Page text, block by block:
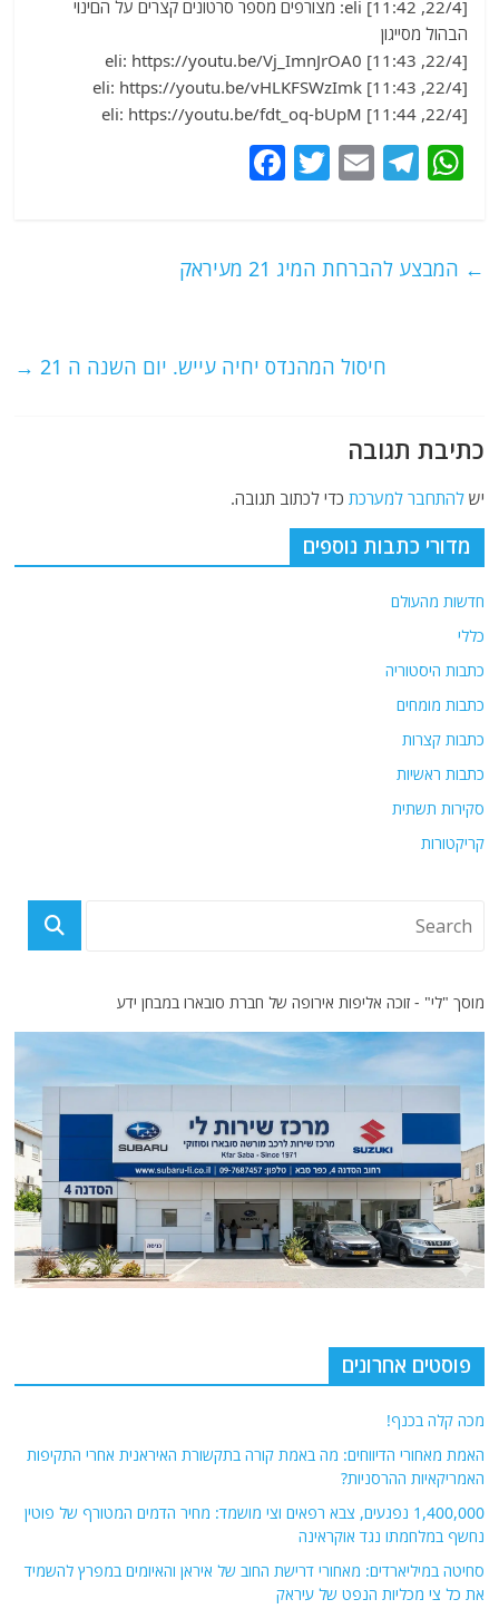
[22/4, 11:42] eli: מצורפים מספר סרטונים קצרים על הםינוי
הבהול מסייגון
[22/4, 11:43] eli: https://youtu.be/Vj_ImnJrOA0
[22/4, 11:43] eli: https://youtu.be/vHLKFSWzImk
[22/4, 11:44] eli: https://youtu.be/fdt_oq-bUpM
W
s
T
g
E
l
T
er
e
o
← המבצע להברחת המיג 21 מעיראק
חיסול המהנדס יחיה עייש. יום השנה ה 21 →
כתיבת תגובה
ישלהתחבר למערכת כדי לכתוב תגובה.
מדורי כתבות נוספים
חדשות מהעולם
כללי
כתבות היסטוריה
כתבות מומחים
כתבות קצרות
כתבות ראשיות
סקירות תשתית
קריקטורות
מוסך "לי" - זוכה אליפות אירופה של חברת סובארו במבחן ידע
פוסטים אחרונים
מכה קלה בכנף!
האמת מאחורי הדיווחים: מה באמת קורה בתקשורת האיראנית אחרי התקיפות
האמריקאיות ההרסניות?
1,400,000 נפגעים, צבא רפאים וצי מושמד: מחיר הדמים המטורף של פוטין
נחשף במלחמתו נגד אוקראינה
סחיטה במיליארדים: מאחורי דרישת החוב של איראן והאיומים במפרץ להשמיד
את כל צי מכליות הנפט של עיראק